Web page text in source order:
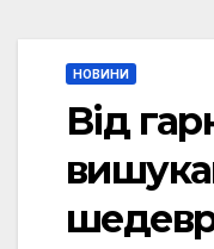
НОВИНИ
Від